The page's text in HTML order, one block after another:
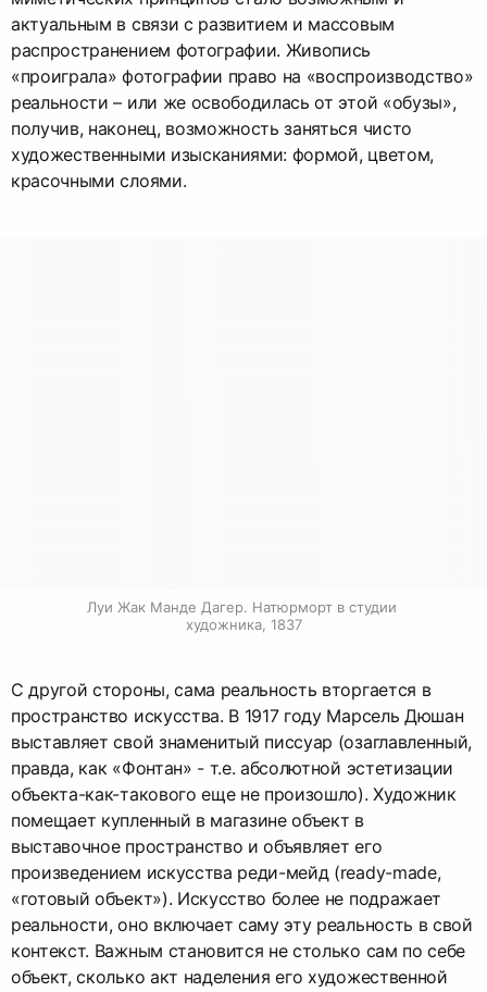
актуальным в связи с развитием и массовым
распространением фотографии. Живопись
«проиграла» фотографии право на «воспроизводство»
реальности – или же освободилась от этой «обузы»,
получив, наконец, возможность заняться чисто
художественными изысканиями: формой, цветом,
красочными слоями.
Луи Жак Манде Дагер. Натюрморт в студии
художника, 1837
С другой стороны, сама реальность вторгается в
пространство искусства. В 1917 году Марсель Дюшан
выставляет свой знаменитый писсуар (озаглавленный,
правда, как «Фонтан» - т.е. абсолютной эстетизации
объекта-как-такового еще не произошло). Художник
помещает купленный в магазине объект в
выставочное пространство и объявляет его
произведением искусства реди-мейд (ready-made,
«готовый объект»). Искусство более не подражает
реальности, оно включает саму эту реальность в свой
контекст. Важным становится не столько сам по себе
объект, сколько акт наделения его художественной